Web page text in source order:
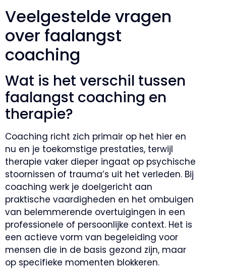
Veelgestelde vragen
over faalangst
coaching
Wat is het verschil tussen
faalangst coaching en
therapie?
Coaching richt zich primair op het hier en
nu en je toekomstige prestaties, terwijl
therapie vaker dieper ingaat op psychische
stoornissen of trauma’s uit het verleden. Bij
coaching werk je doelgericht aan
praktische vaardigheden en het ombuigen
van belemmerende overtuigingen in een
professionele of persoonlijke context. Het is
een actieve vorm van begeleiding voor
mensen die in de basis gezond zijn, maar
op specifieke momenten blokkeren.